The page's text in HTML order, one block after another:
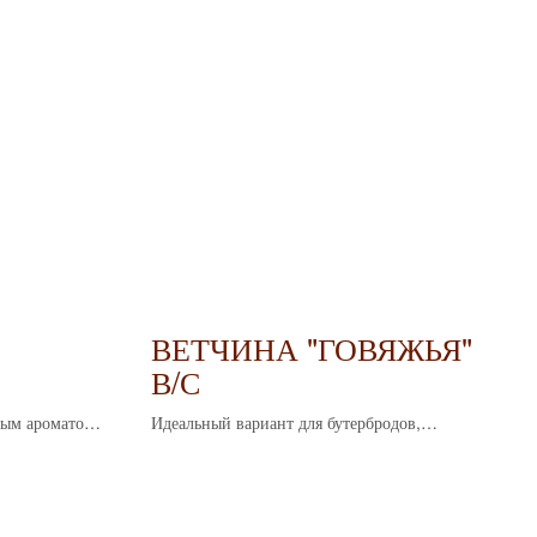
ароматом
ВЕТЧИНА "ГОВЯЖЬЯ"
В/С
Идеальный вариант для бутербродов,